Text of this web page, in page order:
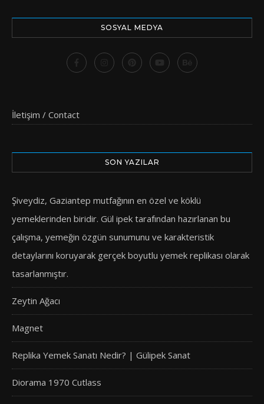
SOSYAL MEDYA
İletişim / Contact
SON YAZILAR
Şiveydiz, Gaziantep mutfağının en özel ve köklü
yemeklerinden biridir. Gül ipek tarafından hazırlanan bu
çalışma, yemeğin özgün sunumunu ve karakteristik
detaylarını koruyarak gerçek boyutlu yemek replikası olarak
tasarlanmıştır.
Zeytin Ağacı
Magnet
Replika Yemek Sanatı Nedir? | Gülipek Sanat
Diorama 1970 Cutlass